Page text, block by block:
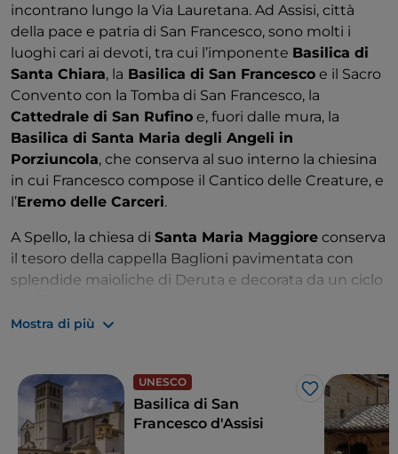
della Chiesa SS. Trinità in Annunziata.
incontrano lungo la Via Lauretana. Ad Assisi, città
della pace e patria di San Francesco, sono molti i
luoghi cari ai devoti, tra cui l’imponente Basilica di
Santa Chiara, la Basilica di San Francesco e il Sacro
Convento con la Tomba di San Francesco, la
Cattedrale di San Rufino e, fuori dalle mura, la
Basilica di Santa Maria degli Angeli in
Porziuncola, che conserva al suo interno la chiesina
in cui Francesco compose il Cantico delle Creature, e
l’Eremo delle Carceri.
A Spello, la chiesa di Santa Maria Maggiore conserva
il tesoro della cappella Baglioni pavimentata con
splendide maioliche di Deruta e decorata da un ciclo
Pinturicchio raffiguranti l’Annunciazione, l‘Adorazione
Madonna col bambino in trono e vari santi, all’interno
della Chiesa di Sant’Andrea.
A Foligno, oltre alla Cattedrale di San Feliciano, sono
Mostra di più
UNESCO
Like
Basilica di San
Francesco d'Assisi